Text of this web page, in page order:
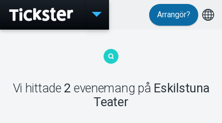
Evenemang
MyTickster
Arrangör?
Vi hittade 2 evenemang på Eskilstuna
Teater